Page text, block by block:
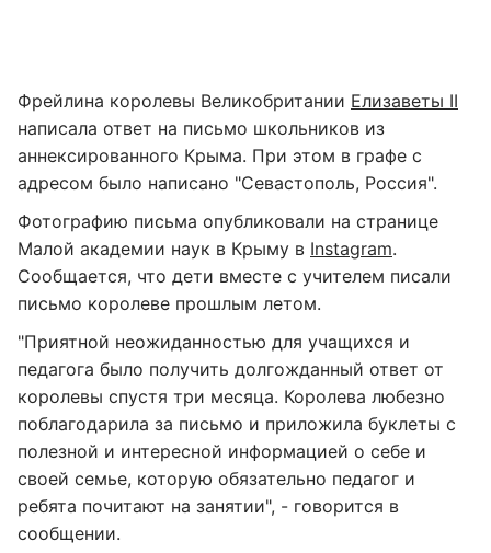
Фрейлина королевы Великобритании Елизаветы II
написала ответ на письмо школьников из
аннексированного Крыма. При этом в графе с
адресом было написано "Севастополь, Россия".
Фотографию письма опубликовали на странице
Малой академии наук в Крыму в Instagram.
Сообщается, что дети вместе с учителем писали
письмо королеве прошлым летом.
"Приятной неожиданностью для учащихся и
педагога было получить долгожданный ответ от
королевы спустя три месяца. Королева любезно
поблагодарила за письмо и приложила буклеты с
полезной и интересной информацией о себе и
своей семье, которую обязательно педагог и
ребята почитают на занятии", - говорится в
сообщении.